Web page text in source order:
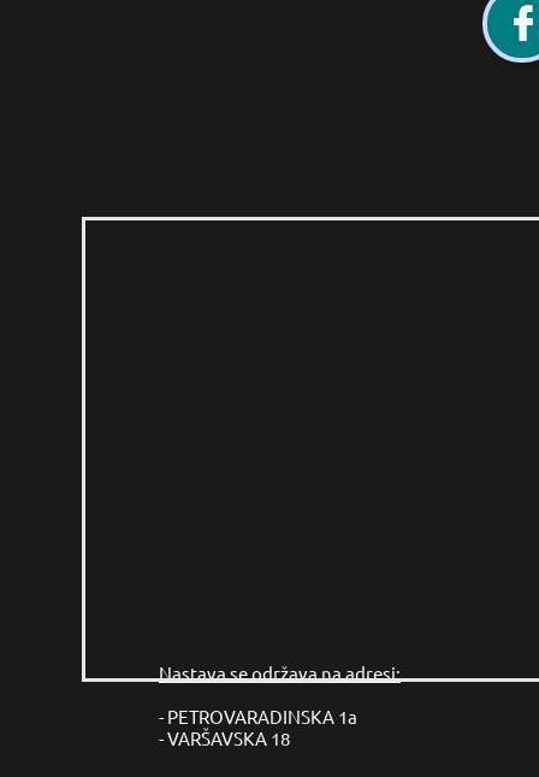
Nastava se održava na adresi:
- PETROVARADINSKA 1a
- VARŠAVSKA 18